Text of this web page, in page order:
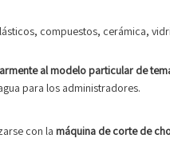
compuestos, cerámica,
al modelo particular de
para los administradores.
con la máquina de corte de